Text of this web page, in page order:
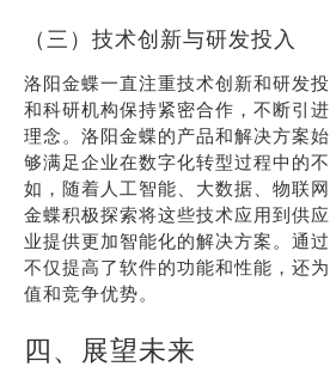
（三）技术创新与研发投入
洛阳金蝶一直注重技术创新和研发
和科研机构保持紧密合作，不断引
理念。洛阳金蝶的产品和解决方案
够满足企业在数字化转型过程中的
如，随着人工智能、大数据、物联
金蝶积极探索将这些技术应用到供
业提供更加智能化的解决方案。通
不仅提高了软件的功能和性能，还
值和竞争优势。
四、展望未来